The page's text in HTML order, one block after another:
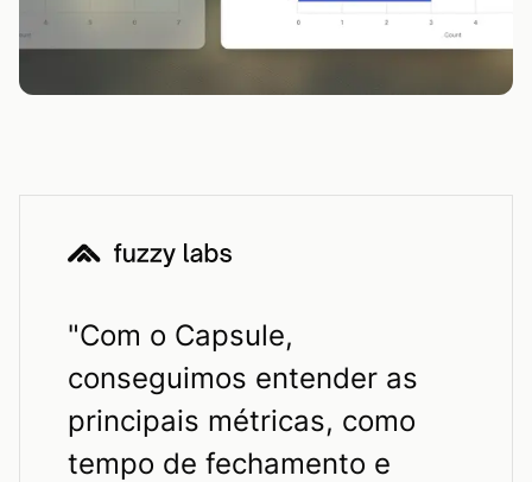
"Com o Capsule,
conseguimos entender as
principais métricas, como
tempo de fechamento e